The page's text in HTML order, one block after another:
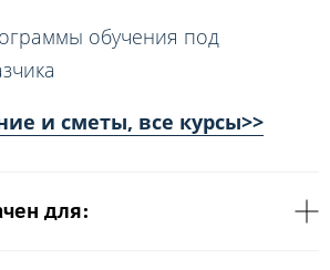
обучения под
и сметы, все курсы>>
для: